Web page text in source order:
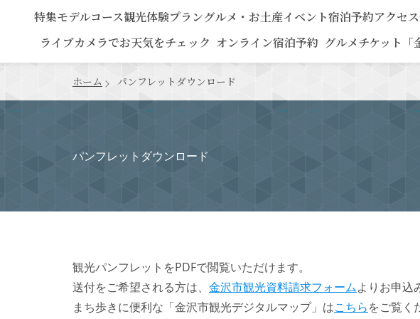
特集モデルコース観光体験プラングルメ・お土産イベント宿泊予約アクセス
ライブカメラでお天気をチェック オンライン宿泊予約 グルメチケット「
ホーム パンフレットダウンロード
パンフレットダウンロード
観光パンフレットをPDFで閲覧いただけます。
送付をご希望される方は、 金沢市観光資料請求フォームよりお申込
まち歩きに便利な「金沢市観光デジタルマップ」はこちらをご覧く